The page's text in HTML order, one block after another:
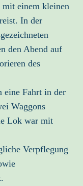
einem kleinen
In der
den Abend auf
des
eine Fahrt in der
Waggons
Lok war mit
Verpflegung